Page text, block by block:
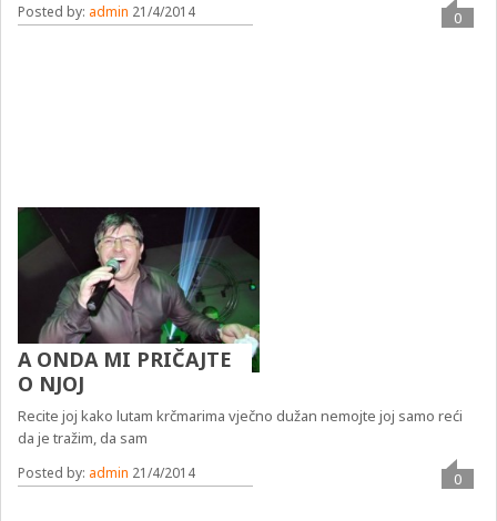
Posted by: admin 21/4/2014 0
A ONDA MI PRIČAJTE
O NJOJ
Recite joj kako lutam krčmarima vječno dužan nemojte joj samo reći
da je tražim, da sam
Posted by: admin 21/4/2014 0